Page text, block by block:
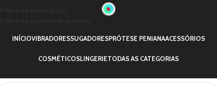
INÍCIOVIBRADORESSUGADORESPRÓTESE PENIANAACESSÓRIOS
COSMÉTICOSLINGERIETODAS AS CATEGORIAS